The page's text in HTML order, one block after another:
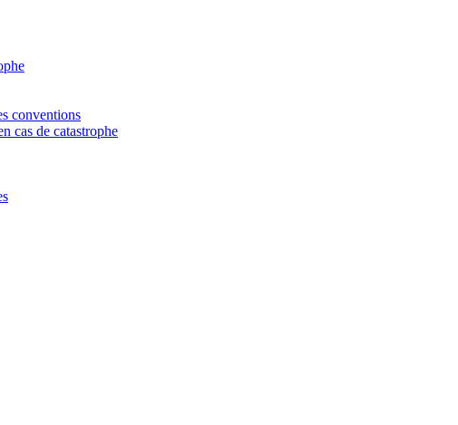
conventions
cas de catastrophe